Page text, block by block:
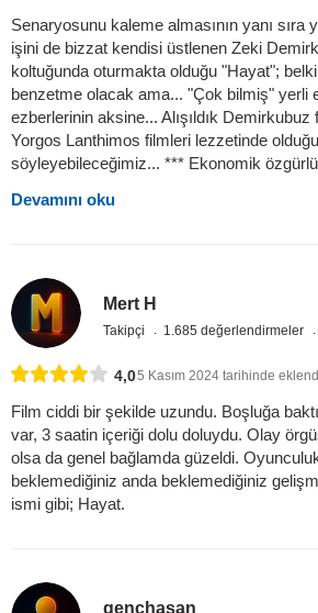
Senaryosunu kaleme almasının yanı sıra
işini de bizzat kendisi üstlenen Zeki
koltuğunda oturmakta olduğu "Hayat";
benzetme olacak ama... "Çok bilmiş" yerli
ezberlerinin aksine... Alışıldık Demirkubuz
Yorgos Lanthimos filmleri lezzetinde
söyleyebileceğimiz... *** Ekonomik
Devamını oku
Mert H
Takipçi 1.685 değerlendirmeler
4,05 Kasım 2024 tarihinde
Film ciddi bir şekilde uzundu. Boşluğa
var, 3 saatin içeriği dolu doluydu. Olay
olsa da genel bağlamda güzeldi.
beklemediğiniz anda beklemediğiniz
ismi gibi; Hayat.
genchasan